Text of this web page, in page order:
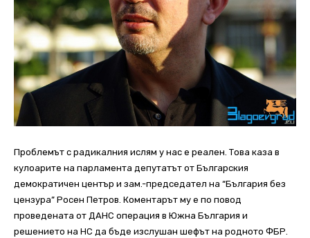
Проблемът с радикалния ислям у нас е реален. Това каза в
кулоарите на парламента депутатът от Българския
демократичен център и зам.-председател на “България без
цензура” Росен Петров. Коментарът му е по повод
проведената от ДАНС операция в Южна България и
решението на НС да бъде изслушан шефът на родното ФБР.